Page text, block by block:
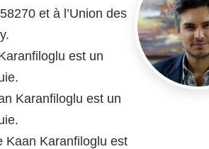
et à l’Union des
est un
Karanfiloglu est un
Kaan Karanfiloglu est